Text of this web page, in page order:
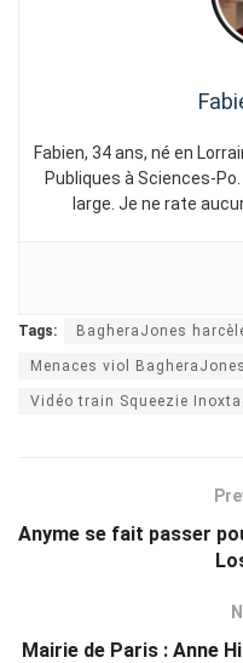
Fabien, 34 ans, né en
Publiques à Sciences-
large. Je ne rate
Tags: BagheraJones
Menaces viol
Vidéo train Squeezie
Anyme se fait passer
Mairie de Paris : Anne